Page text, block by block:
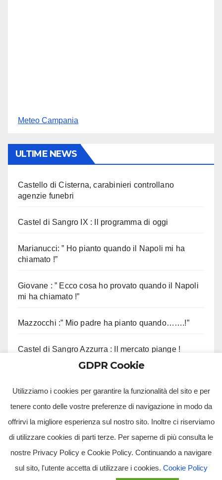
Meteo Campania
ULTIME NEWS
Castello di Cisterna, carabinieri controllano
agenzie funebri
Castel di Sangro IX : Il programma di oggi
Marianucci: ” Ho pianto quando il Napoli mi ha
chiamato !”
Giovane : ” Ecco cosa ho provato quando il Napoli
mi ha chiamato !”
Mazzocchi :” Mio padre ha pianto quando…….!”
Castel di Sangro Azzurra : Il mercato piange !
GDPR Cookie
Utilizziamo i cookies per garantire la funzionalità del sito e per
tenere conto delle vostre preferenze di navigazione in modo da
offrirvi la migliore esperienza sul nostro sito. Inoltre ci riserviamo
di utilizzare cookies di parti terze. Per saperne di più consulta le
nostre Privacy Policy e Cookie Policy. Continuando a navigare
sul sito, l'utente accetta di utilizzare i cookies. Cookie Policy